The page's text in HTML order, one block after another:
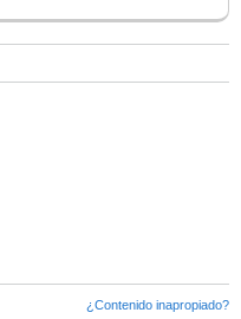
¿Contenido inapropiado?